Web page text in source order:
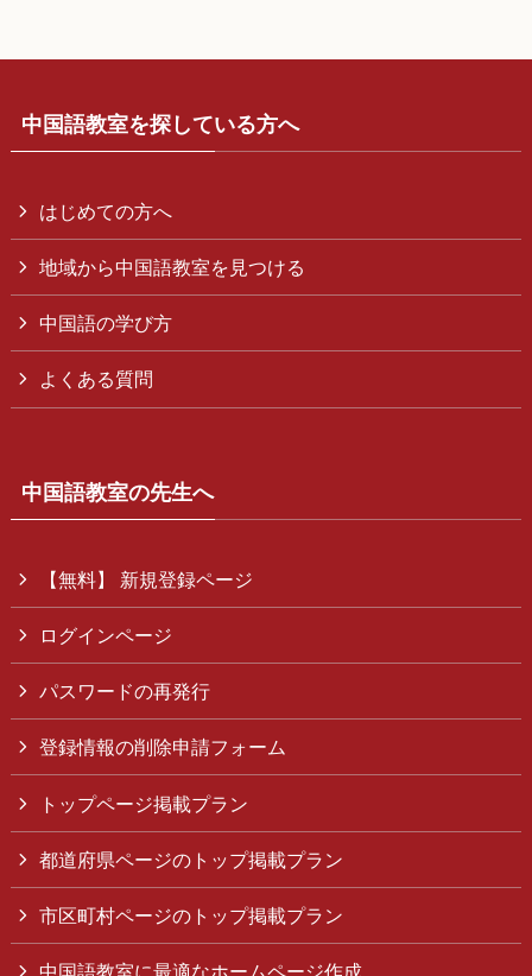
中国語教室を探している方へ
はじめての方へ
地域から中国語教室を見つける
中国語の学び方
よくある質問
中国語教室の先生へ
【無料】 新規登録ページ
ログインページ
パスワードの再発行
登録情報の削除申請フォーム
トップページ掲載プラン
都道府県ページのトップ掲載プラン
市区町村ページのトップ掲載プラン
中国語教室に最適なホームページ作成